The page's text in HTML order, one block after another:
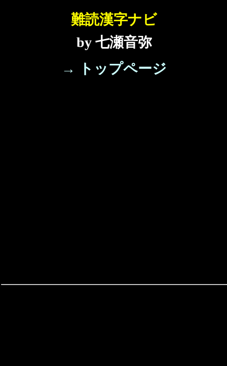
難読漢字ナビ
by 七瀬音弥
→ トップページ